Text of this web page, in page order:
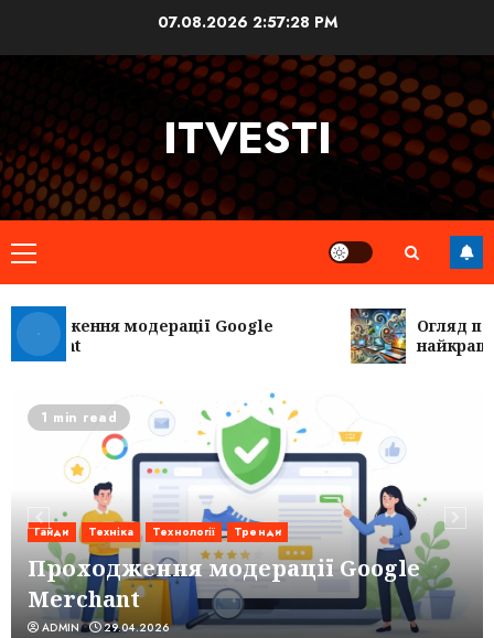
07.08.2026 2:57:29 PM
ITVESTI
Primary
Menu
модерації Google
Огляд
найкращі
1 min read
Гайди Техніка Технології Тренди
Проходження модерації Google
Merchant
ADMIN 29.04.2026